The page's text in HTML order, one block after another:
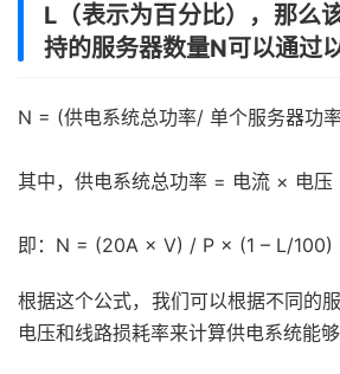
L（表示为百分比），那么
持的服务器数量N可以通过
N = (供电系统总功率/ 单个服务器功
其中，供电系统总功率 = 电流 × 电压
即：N = (20A × V) / P × (1 – L/100)
根据这个公式，我们可以根据不同的
电压和线路损耗率来计算供电系统能